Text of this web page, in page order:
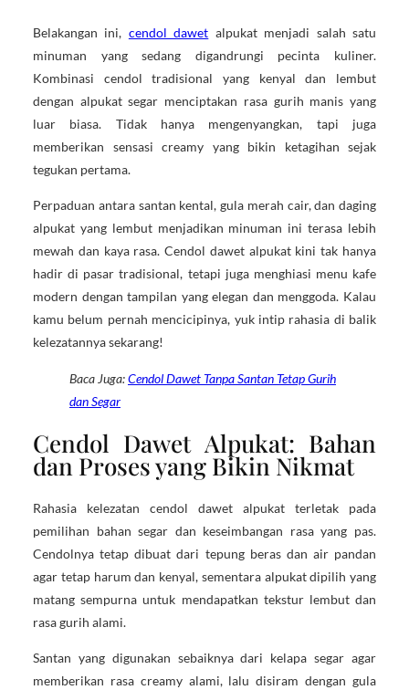
Belakangan ini, cendol dawet alpukat menjadi salah satu
minuman yang sedang digandrungi pecinta kuliner.
Kombinasi cendol tradisional yang kenyal dan lembut
dengan alpukat segar menciptakan rasa gurih manis yang
luar biasa. Tidak hanya mengenyangkan, tapi juga
memberikan sensasi creamy yang bikin ketagihan sejak
tegukan pertama.
Perpaduan antara santan kental, gula merah cair, dan daging
alpukat yang lembut menjadikan minuman ini terasa lebih
mewah dan kaya rasa. Cendol dawet alpukat kini tak hanya
hadir di pasar tradisional, tetapi juga menghiasi menu kafe
modern dengan tampilan yang elegan dan menggoda. Kalau
kamu belum pernah mencicipinya, yuk intip rahasia di balik
kelezatannya sekarang!
Baca Juga:Cendol Dawet Tanpa Santan Tetap Gurih
dan Segar
Cendol Dawet Alpukat: Bahan
dan Proses yang Bikin Nikmat
Rahasia kelezatan cendol dawet alpukat terletak pada
pemilihan bahan segar dan keseimbangan rasa yang pas.
Cendolnya tetap dibuat dari tepung beras dan air pandan
agar tetap harum dan kenyal, sementara alpukat dipilih yang
matang sempurna untuk mendapatkan tekstur lembut dan
rasa gurih alami.
Santan yang digunakan sebaiknya dari kelapa segar agar
memberikan rasa creamy alami, lalu disiram dengan gula